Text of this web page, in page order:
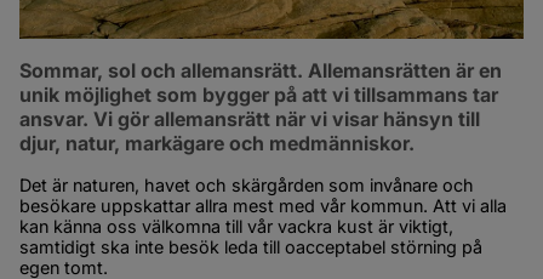
Sommar, sol och allemansrätt. Allemansrätten är en
unik möjlighet som bygger på att vi tillsammans tar
ansvar. Vi gör allemansrätt när vi visar hänsyn till
djur, natur, markägare och medmänniskor.
Det är naturen, havet och skärgården som invånare och
besökare uppskattar allra mest med vår kommun. Att vi alla
kan känna oss välkomna till vår vackra kust är viktigt,
samtidigt ska inte besök leda till oacceptabel störning på
egen tomt.